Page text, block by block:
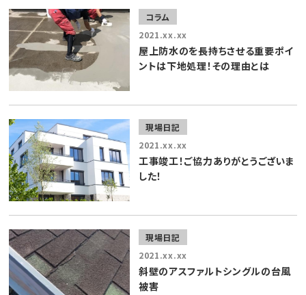
コラム
2021.xx.xx
屋上防水のを長持ちさせる重要ポイ
ントは下地処理！その理由とは
現場日記
2021.xx.xx
工事竣工！ご協力ありがとうございま
した！
現場日記
2021.xx.xx
斜壁のアスファルトシングルの台風
被害